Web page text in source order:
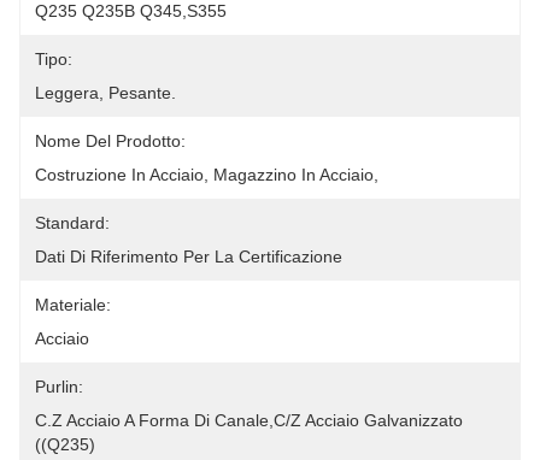
Q235 Q235B Q345,S355
Tipo:
Leggera, Pesante.
Nome Del Prodotto:
Costruzione In Acciaio, Magazzino In Acciaio,
Standard:
Dati Di Riferimento Per La Certificazione
Materiale:
Acciaio
Purlin:
C.Z Acciaio A Forma Di Canale,C/Z Acciaio Galvanizzato
((Q235)